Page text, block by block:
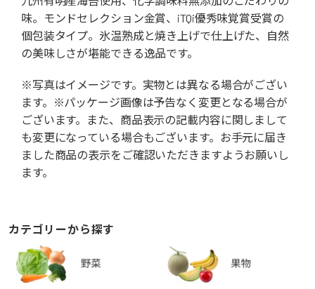
味。モンドセレクション金賞、iTQi優秀味覚賞受賞の
個包装タイプ。氷温熟成と焼き上げで仕上げた、自然
の美味しさが堪能できる逸品です。
※写真はイメージです。実物とは異なる場合がござい
ます。※パッケージ画像は予告なく変更となる場合が
ございます。また、商品表示の記載内容に関しまして
も変更になっている場合もございます。お手元に届き
ました商品の表示をご確認いただきますようお願いし
ます。
カテゴリーから探す